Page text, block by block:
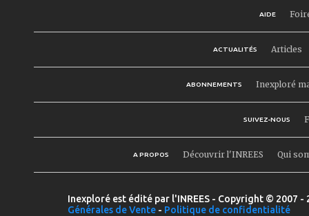
AIDE
ACTUALITÉS Articles
ABONNEMENTS Inexploré
SUIVEZ-NOUS
A PROPOS Découvrir l'INREES Qui
Inexploré est édité par l'INREES - Copyright © 2007
Générales de Vente - Politique de confidentialité